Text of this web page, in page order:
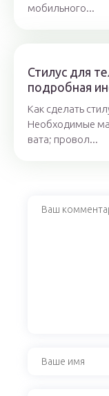
мобильного...
Стилус для
подробная
Как сделать
Необходимые
вата; провол...